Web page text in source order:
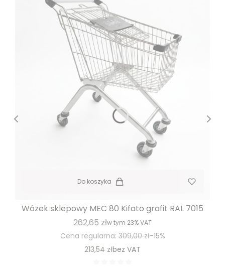
Do koszyka
Wózek sklepowy MEC 80 Kifato grafit RAL 7015
262,65 złw tym 23%VAT
Cena regularna: 309,00 zł-15%
Cena
213,54 złbez VAT